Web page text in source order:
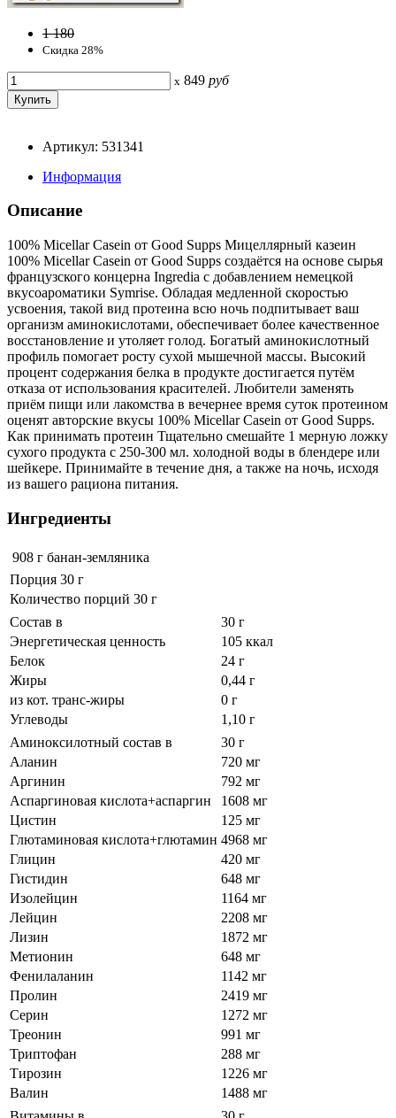
1 180
Скидка 28%
x 849 руб
Артикул: 531341
Информация
Описание
100% Micellar Casein от Good Supps Мицеллярный казеин
100% Micellar Casein от Good Supps создаётся на основе сырья
французского концерна Ingredia с добавлением немецкой
вкусоароматики Symrise. Обладая медленной скоростью
усвоения, такой вид протеина всю ночь подпитывает ваш
организм аминокислотами, обеспечивает более качественное
восстановление и утоляет голод. Богатый аминокислотный
профиль помогает росту сухой мышечной массы. Высокий
процент содержания белка в продукте достигается путём
отказа от использования красителей. Любители заменять
приём пищи или лакомства в вечернее время суток протеином
оценят авторские вкусы 100% Micellar Casein от Good Supps.
Как принимать протеин Тщательно смешайте 1 мерную ложку
сухого продукта с 250-300 мл. холодной воды в блендере или
шейкере. Принимайте в течение дня, а также на ночь, исходя
из вашего рациона питания.
Ингредиенты
908 г банан-земляника
Порция 30 г
Количество порций 30 г
Состав в
30 г
Энергетическая ценность
105 ккал
Белок
24 г
Жиры
0,44 г
из кот. транс-жиры
0 г
Углеводы
1,10 г
Аминоксилотный состав в
30 г
Аланин
720 мг
Аргинин
792 мг
Аспаргиновая кислота+аспаргин
1608 мг
Цистин
125 мг
Глютаминовая кислота+глютамин 4968 мг
Глицин
420 мг
Гистидин
648 мг
Изолейцин
1164 мг
Лейцин
2208 мг
Лизин
1872 мг
Метионин
648 мг
Фенилаланин
1142 мг
Пролин
2419 мг
Серин
1272 мг
Треонин
991 мг
Триптофан
288 мг
Тирозин
1226 мг
Валин
1488 мг